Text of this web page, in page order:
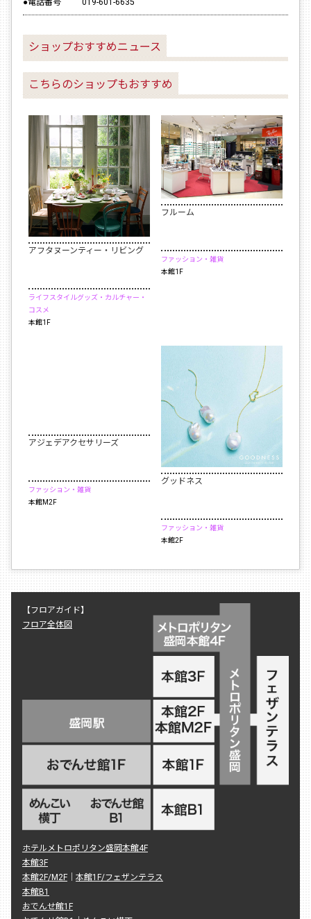
ショップおすすめニュース
こちらのショップもおすすめ
アフタヌーンティー・リビング
ライフスタイルグッズ・カルチャー・
コスメ
本館1F
フルーム
ファッション・雑貨
本館1F
アジェデアクセサリーズ
ファッション・雑貨
本館M2F
グッドネス
ファッション・雑貨
本館2F
ホテルメトロポリタン盛岡本館4F
本館3F
本館2F/M2F
本館1F/フェザンテラス
本館B1
おでんせ館1F
【フロアガイド】
フロア全体図